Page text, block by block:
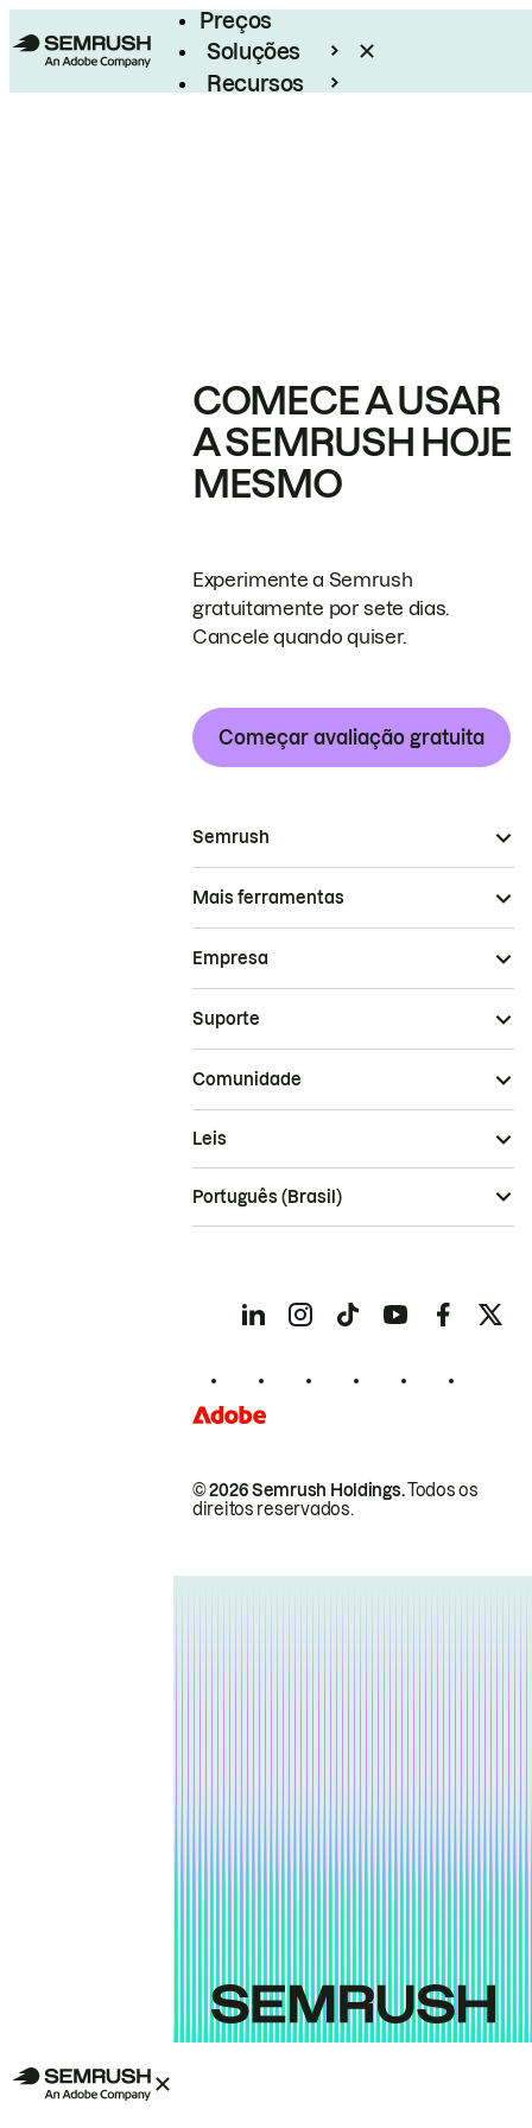
Preços
Soluções
Recursos
COMECE A USAR
A SEMRUSH HOJE
MESMO
Experimente a Semrush
gratuitamente por sete dias.
Cancele quando quiser.
Começar avaliação gratuita
Semrush
Mais ferramentas
Empresa
Suporte
Comunidade
© 2026 Semrush Holdings.Todos os
direitos reservados.
Leis
Português (Brasil)